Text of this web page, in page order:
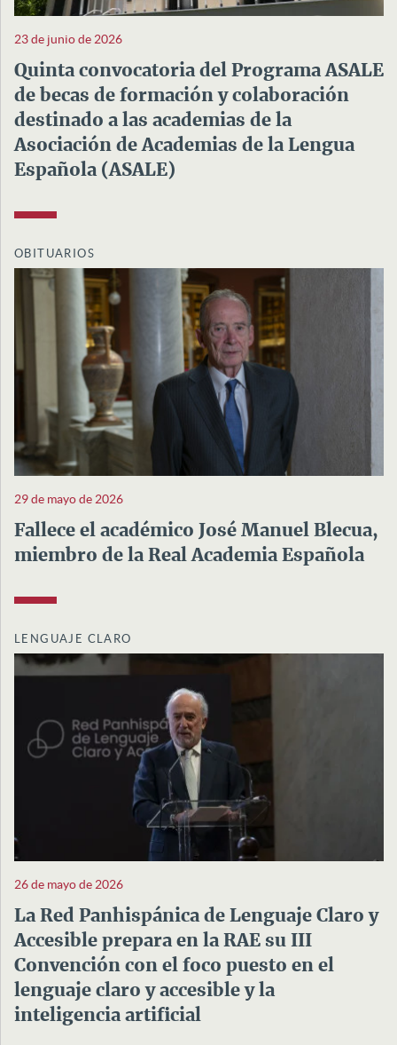
23 de junio de 2026
Quinta convocatoria del Programa ASALE
de becas de formación y colaboración
destinado a las academias de la
Asociación de Academias de la Lengua
Española (ASALE)
OBITUARIOS
29 de mayo de 2026
Fallece el académico José Manuel Blecua,
miembro de la Real Academia Española
LENGUAJE CLARO
26 de mayo de 2026
La Red Panhispánica de Lenguaje Claro y
Accesible prepara en la RAE su III
Convención con el foco puesto en el
lenguaje claro y accesible y la
inteligencia artificial